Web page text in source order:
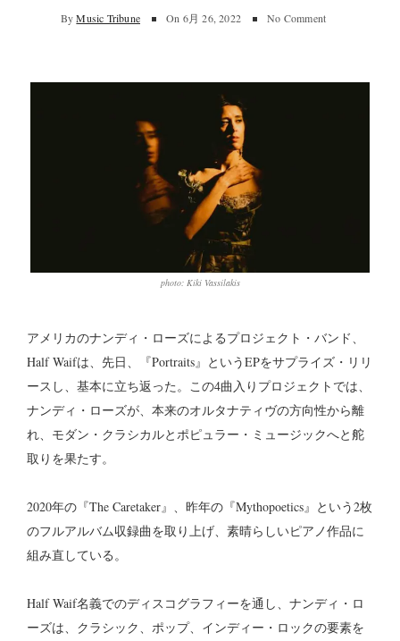
By Music Tribune On 6月 26, 2022 No Comment
photo: Kiki Vassilakis
アメリカのナンディ・ローズによるプロジェクト・バンド、
Half Waifは、先日、『Portraits』というEPをサプライズ・リリ
ースし、基本に立ち返った。この4曲入りプロジェクトでは、
ナンディ・ローズが、本来のオルタナティヴの方向性から離
れ、モダン・クラシカルとポピュラー・ミュージックへと舵
取りを果たす。
2020年の『The Caretaker』、昨年の『Mythopoetics』という2枚
のフルアルバム収録曲を取り上げ、素晴らしいピアノ作品に
組み直している。
Half Waif名義でのディスコグラフィーを通し、ナンディ・ロ
ーズは、クラシック、ポップ、インディー・ロックの要素を